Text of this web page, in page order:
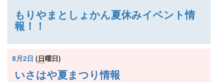
もりやまとしょかん夏休みイベント情
報！！
8月2日 (日曜日)
いさはや夏まつり情報